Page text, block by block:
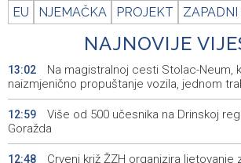
EU NJEMAČKA PROJEKT
NAJNOVIJE
13:02
Na magistralnoj cesti Stolac-Neum,
naizmjenično propuštanje vozila, jednom
12:59
Više od 500 učesnika na Drinskoj
Goražda
12:48
Crveni križ ŽZH organizira ljetovanje